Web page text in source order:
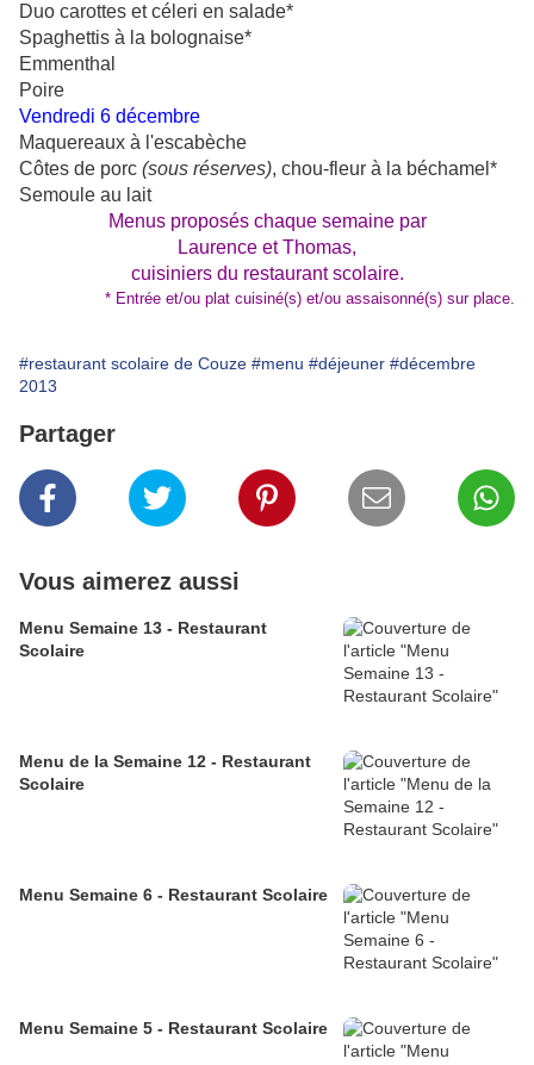
Duo carottes et céleri en salade*
Spaghettis à la bolognaise*
Emmenthal
Poire
Vendredi 6 décembre
Maquereaux à l'escabèche
Côtes de porc (sous réserves), chou-fleur à la béchamel*
Semoule au lait
Menus proposés chaque semaine par
Laurence et Thomas,
cuisiniers du restaurant scolaire.
* Entrée et/ou plat cuisiné(s) et/ou assaisonné(s) sur place.
#restaurant scolaire de Couze #menu #déjeuner #décembre
2013
Partager
Vous aimerez aussi
Menu Semaine 13 - Restaurant
Scolaire
Menu de la Semaine 12 - Restaurant
Scolaire
Menu Semaine 6 - Restaurant Scolaire
Menu Semaine 5 - Restaurant Scolaire